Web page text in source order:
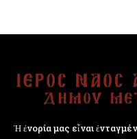
Ἡ ἐνορία μας εἶναι